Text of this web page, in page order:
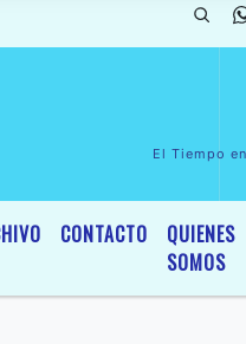
General y
El Tiempo
CONTACTO
QUIENES
SOMOS